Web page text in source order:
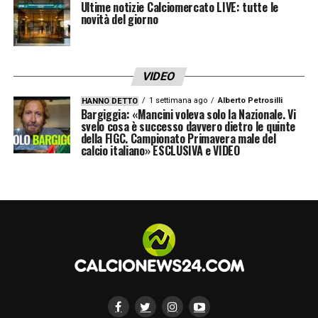
Bisognerà puntare su un rafforzamento delle
strutture economico-finanziarie dei club,
riduzione dei costi di gestione
GLI INVESTIMENTI SUI GIOVANI NON
BASTANO PIIU’«Certamente. E proprio per
settori giovanili. L’abolizione della legge che
ha portato alla liberalizzazione dei vincoli è
ineludibile. Chi investirà sui giovani se poi
deve affidarsi unicamente a intermediari che
Ultime notizie Calciomercato LIVE: tutte le
novità del giorno
VIDEO
HANNO DETTO 1 settimana ago Alberto Petrosilli
Bargiggia: «Mancini voleva solo la Nazionale. Vi
svelo cosa è successo davvero dietro le quinte
della FIGC. Campionato Primavera male del
calcio italiano» ESCLUSIVA e VIDEO